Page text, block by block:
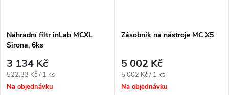
Náhradní filtr inLab MCXL
Sirona, 6ks
3 134 Kč
Měrná
cena:
522,33 Kč / 1 ks
Na objednávku
Zásobník na nástroje MC X5
5 002 Kč
Měrná
cena:
5 002 Kč / 1 ks
Na objednávku